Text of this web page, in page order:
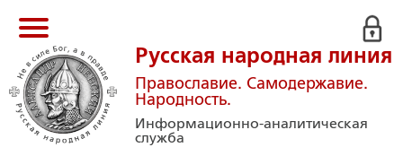
Русская народная линия
Православие. Самодержавие.
Народность.
Информационно-аналитическая
служба